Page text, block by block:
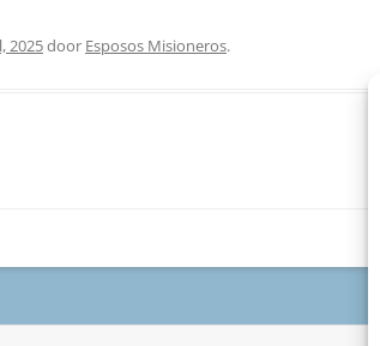
2025door Esposos Misioneros.